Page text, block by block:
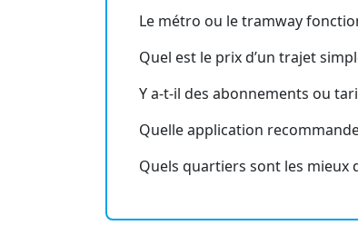
Le métro ou le tramway
Quel est le prix d’un trajet
Y a-t-il des abonnements ou
Quelle application
Quels quartiers sont les mieux